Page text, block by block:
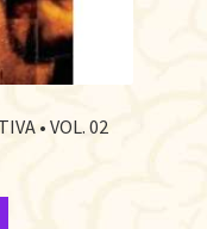
• VOL. 02